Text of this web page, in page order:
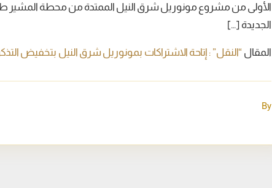
الأولى من مشروع مونوريل شرق النيل الممتدة من محطة المشير
الجديدة […]
المقال “النقل” : إتاحة الاشتراكات بمونوريل شرق النيل بتخفيض التذكرة
By